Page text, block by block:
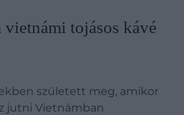
vietnámi tojásos kávé
született meg, amikor
jutni Vietnámban